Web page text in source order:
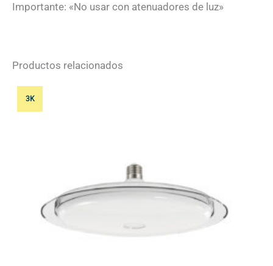
Importante: «No usar con atenuadores de luz»
Productos relacionados
3K